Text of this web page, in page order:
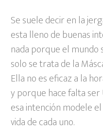
Se suele decir en la
esta lleno de buenas
nada porque el mundo
solo se trata de la
Ella no es eficaz a la
y porque hace falta
esa intención modele
vida de cada uno.